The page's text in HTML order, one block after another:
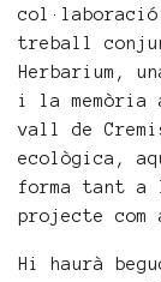
col·laboració
treball
Herbarium,
i la memòria
vall de
ecològica,
forma tant a
projecte com
Hi haurà